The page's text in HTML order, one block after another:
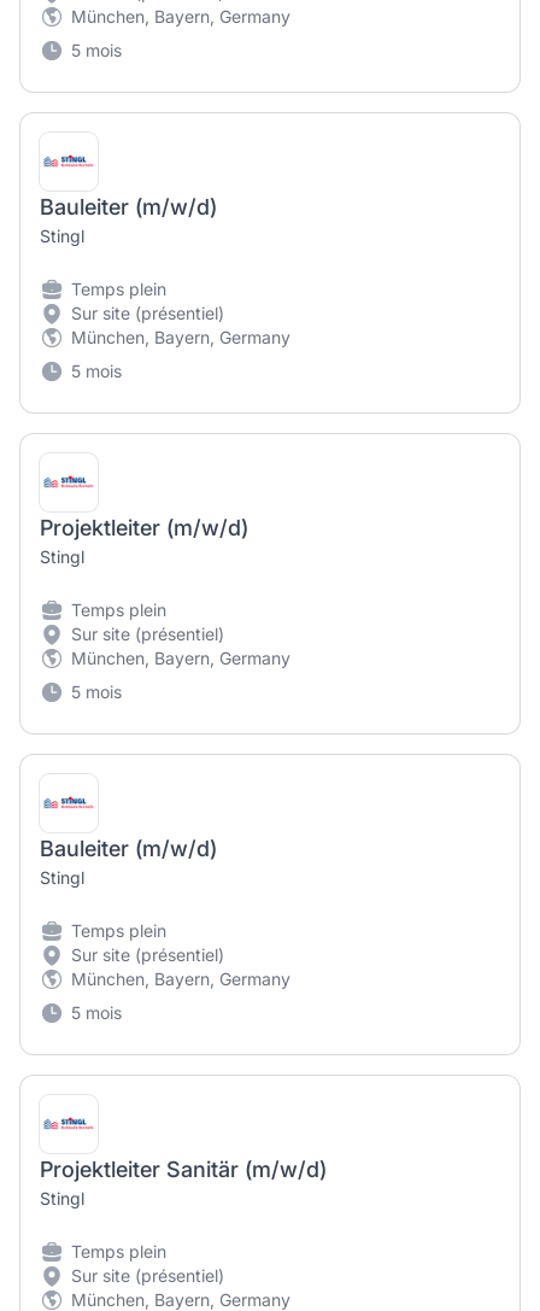
München, Bayern, Germany
5 mois
Bauleiter (m/w/d)
Stingl
Temps plein
Sur site (présentiel)
München, Bayern, Germany
5 mois
Projektleiter (m/w/d)
Stingl
Temps plein
Sur site (présentiel)
München, Bayern, Germany
5 mois
Bauleiter (m/w/d)
Stingl
Temps plein
Sur site (présentiel)
München, Bayern, Germany
5 mois
Projektleiter Sanitär (m/w/d)
Stingl
Temps plein
Sur site (présentiel)
München, Bayern, Germany